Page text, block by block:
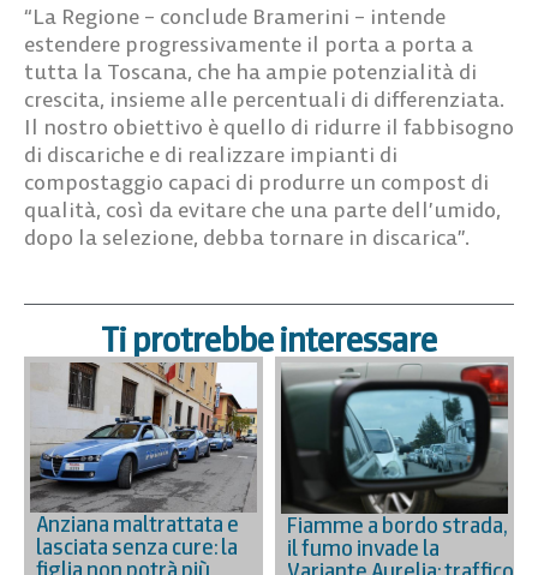
“La Regione – conclude Bramerini – intende
estendere progressivamente il porta a porta a
tutta la Toscana, che ha ampie potenzialità di
crescita, insieme alle percentuali di differenziata.
Il nostro obiettivo è quello di ridurre il fabbisogno
di discariche e di realizzare impianti di
compostaggio capaci di produrre un compost di
qualità, così da evitare che una parte dell’umido,
dopo la selezione, debba tornare in discarica”.
Ti protrebbe interessare
Anziana maltrattata e
lasciata senza cure: la
Fiamme a bordo strada,
il fumo invade la